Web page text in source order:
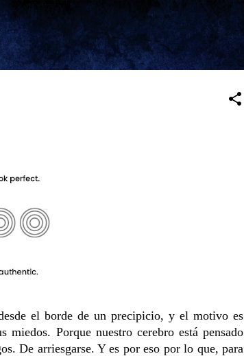
el borde de un precipicio, y el motivo es
miedos. Porque nuestro cerebro está pensado
De arriesgarse. Y es por eso por lo que, para